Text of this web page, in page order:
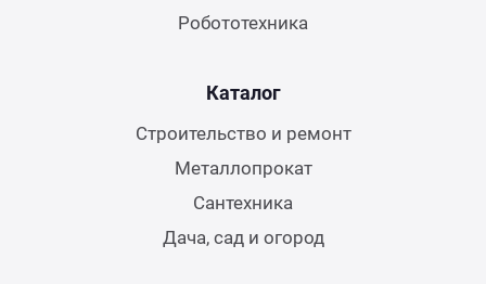
Робототехника
Каталог
Строительство и ремонт
Металлопрокат
Сантехника
Дача, сад и огород